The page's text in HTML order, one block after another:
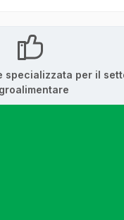
specializzata per il